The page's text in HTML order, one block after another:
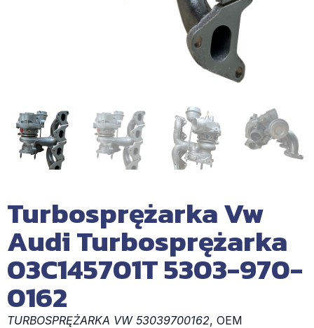
Turbosprężarka Vw
Audi Turbosprężarka
03C145701T 5303-970-
0162
TURBOSPRĘŻARKA VW 53039700162, OEM